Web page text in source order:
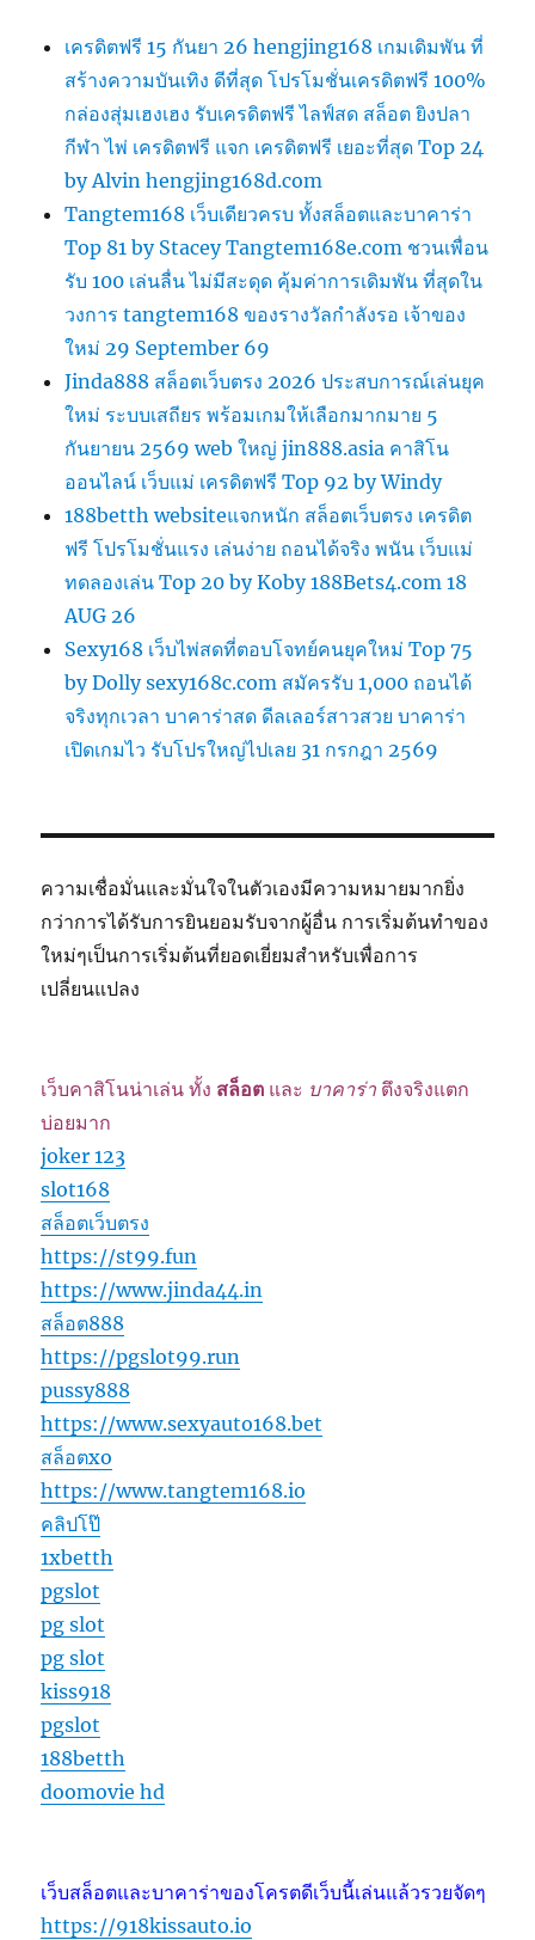
เครดิตฟรี 15 กันยา 26 hengjing168 เกมเดิมพัน ที่
สร้างความบันเทิง ดีที่สุด โปรโมชั่นเครดิตฟรี 100%
กล่องสุ่มเฮงเฮง รับเครดิตฟรี ไลฟ์สด สล็อต ยิงปลา
กีฬา ไพ่ เครดิตฟรี แจก เครดิตฟรี เยอะที่สุด Top 24
by Alvin hengjing168d.com
Tangtem168 เว็บเดียวครบ ทั้งสล็อตและบาคาร่า
Top 81 by Stacey Tangtem168e.com ชวนเพื่อน
รับ 100 เล่นลื่น ไม่มีสะดุด คุ้มค่าการเดิมพัน ที่สุดใน
วงการ tangtem168 ของรางวัลกำลังรอ เจ้าของ
ใหม่ 29 September 69
Jinda888 สล็อตเว็บตรง 2026 ประสบการณ์เล่นยุค
ใหม่ ระบบเสถียร พร้อมเกมให้เลือกมากมาย 5
กันยายน 2569 web ใหญ่ jin888.asia คาสิโน
ออนไลน์ เว็บแม่ เครดิตฟรี Top 92 by Windy
188betth websiteแจกหนัก สล็อตเว็บตรง เครดิต
ฟรี โปรโมชั่นแรง เล่นง่าย ถอนได้จริง พนัน เว็บแม่
ทดลองเล่น Top 20 by Koby 188Bets4.com 18
AUG 26
Sexy168 เว็บไพ่สดที่ตอบโจทย์คนยุคใหม่ Top 75
by Dolly sexy168c.com สมัครรับ 1,000 ถอนได้
จริงทุกเวลา บาคาร่าสด ดีลเลอร์สาวสวย บาคาร่า
เปิดเกมไว รับโปรใหญ่ไปเลย 31 กรกฎา 2569
ความเชื่อมั่นและมั่นใจในตัวเองมีความหมายมากยิ่ง
กว่าการได้รับการยินยอมรับจากผู้อื่น การเริ่มต้นทำของ
ใหม่ๆเป็นการเริ่มต้นที่ยอดเยี่ยมสำหรับเพื่อการ
เปลี่ยนแปลง
เว็บคาสิโนน่าเล่น ทั้ง สล็อต และ บาคาร่า ตึงจริงแตก
บ่อยมาก
joker 123
slot168
สล็อตเว็บตรง
https://st99.fun
https://www.jinda44.in
สล็อต888
https://pgslot99.run
pussy888
https://www.sexyauto168.bet
สล็อตxo
https://www.tangtem168.io
คลิปโป๊
1xbetth
pgslot
pg slot
pg slot
kiss918
pgslot
188betth
doomovie hd
เว็บสล็อตและบาคาร่าของโครตดีเว็บนี้เล่นแล้วรวยจัดๆ
https://918kissauto.io